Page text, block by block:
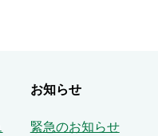
お知らせ
緊急のお知らせ